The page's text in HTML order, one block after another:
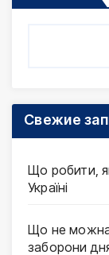
Свежие
Що робити,
Україні
Що не можна
заборони